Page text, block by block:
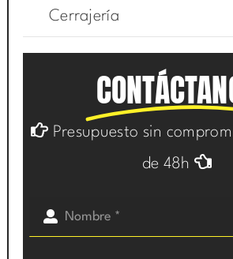
Cerrajería
Presupuesto sin
de 48h